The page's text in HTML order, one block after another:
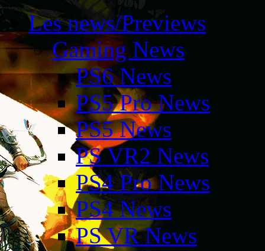
Les news/Previews
Gaming News
PS6 News
PS5 Pro News
PS5 News
PS VR2 News
PS4 Pro News
PS4 News
PS VR News